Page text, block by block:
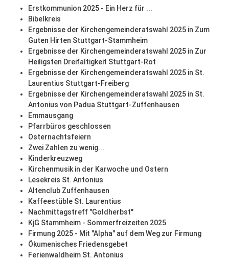
Erstkommunion 2025 - Ein Herz für ...
Bibelkreis
Ergebnisse der Kirchengemeinderatswahl 2025 in Zum
Guten Hirten Stuttgart-Stammheim
Ergebnisse der Kirchengemeinderatswahl 2025 in Zur
Heiligsten Dreifaltigkeit Stuttgart-Rot
Ergebnisse der Kirchengemeinderatswahl 2025 in St.
Laurentius Stuttgart-Freiberg
Ergebnisse der Kirchengemeinderatswahl 2025 in St.
Antonius von Padua Stuttgart-Zuffenhausen
Emmausgang
Pfarrbüros geschlossen
Osternachtsfeiern
Zwei Zahlen zu wenig...
Kinderkreuzweg
Kirchenmusik in der Karwoche und Ostern
Lesekreis St. Antonius
Altenclub Zuffenhausen
Kaffeestüble St. Laurentius
Nachmittagstreff "Goldherbst"
KjG Stammheim - Sommerfreizeiten 2025
Firmung 2025 - Mit "Alpha" auf dem Weg zur Firmung
Ökumenisches Friedensgebet
Ferienwaldheim St. Antonius